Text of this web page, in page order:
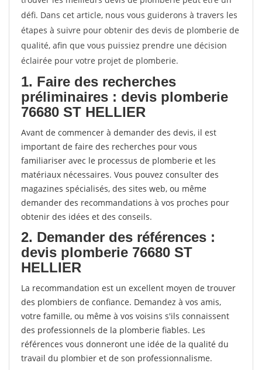
défi. Dans cet article, nous vous guiderons à travers les
étapes à suivre pour obtenir des devis de plomberie de
qualité, afin que vous puissiez prendre une décision
éclairée pour votre projet de plomberie.
1. Faire des recherches
préliminaires : devis plomberie
76680 ST HELLIER
Avant de commencer à demander des devis, il est
important de faire des recherches pour vous
familiariser avec le processus de plomberie et les
matériaux nécessaires. Vous pouvez consulter des
magazines spécialisés, des sites web, ou même
demander des recommandations à vos proches pour
obtenir des idées et des conseils.
2. Demander des références :
devis plomberie 76680 ST
HELLIER
La recommandation est un excellent moyen de trouver
des plombiers de confiance. Demandez à vos amis,
votre famille, ou même à vos voisins s'ils connaissent
des professionnels de la plomberie fiables. Les
références vous donneront une idée de la qualité du
travail du plombier et de son professionnalisme.